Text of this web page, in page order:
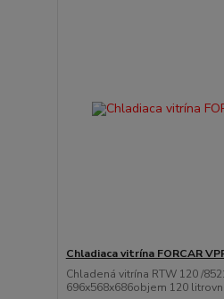
Chladiaca vitrína FORCAR
Chladená vitrína RTW 120 /
696x568x686objem 120